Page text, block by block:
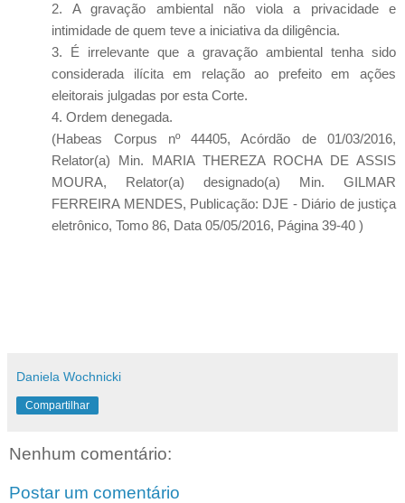
2. A gravação ambiental não viola a privacidade e
intimidade de quem teve a iniciativa da diligência.
3. É irrelevante que a gravação ambiental tenha sido
considerada ilícita em relação ao prefeito em ações
eleitorais julgadas por esta Corte.
4. Ordem denegada.
(Habeas Corpus nº 44405, Acórdão de 01/03/2016,
Relator(a) Min. MARIA THEREZA ROCHA DE ASSIS
MOURA, Relator(a) designado(a) Min. GILMAR
FERREIRA MENDES, Publicação: DJE - Diário de justiça
eletrônico, Tomo 86, Data 05/05/2016, Página 39-40 )
Daniela Wochnicki
Compartilhar
Nenhum comentário:
Postar um comentário